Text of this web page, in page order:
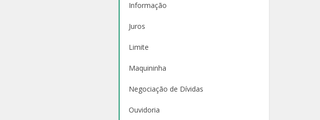
Informação
Juros
Limite
Maquininha
Negociação de Dívidas
Ouvidoria